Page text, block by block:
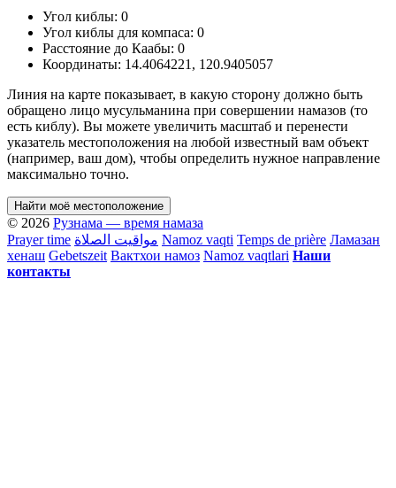
Угол киблы: 0
Угол киблы для компаса: 0
Расстояние до Каабы: 0
Координаты: 14.4064221 , 120.9405057
Линия на карте показывает, в какую сторону должно быть
обращено лицо мусульманина при совершении намазов (то
есть киблу). Вы можете увеличить масштаб и перенести
указатель местоположения на любой известный вам объект
(например, ваш дом), чтобы определить нужное направление
максимально точно.
Найти моё местоположение
© 2026 Рузнама — время намаза
Prayer time مواقيت الصلاة Namoz vaqti Temps de prière Ламазан
хенаш Gebetszeit Вактхои намоз Namoz vaqtlari Наши
контакты